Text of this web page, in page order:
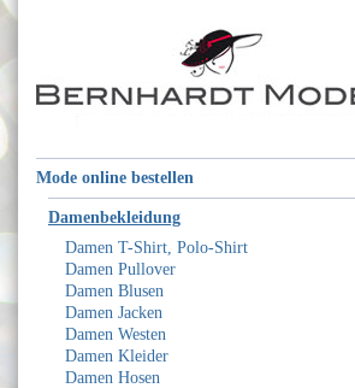
Mode online bestellen
Damenbekleidung
Damen T-Shirt, Polo-Shirt
Damen Pullover
Damen Blusen
Damen Jacken
Damen Westen
Damen Kleider
Damen Hosen